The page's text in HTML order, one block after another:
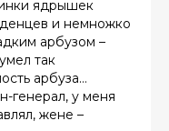
ядрышек
и немножко
арбузом –
так
арбуза…
генерал, у меня
жене –